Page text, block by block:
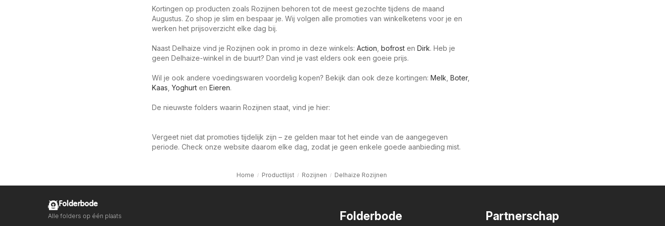
Kortingen op producten zoals Rozijnen behoren tot de meest gezochte tijdens de maand
Augustus. Zo shop je slim en bespaar je. Wij volgen alle promoties van winkelketens voor je en
werken het prijsoverzicht elke dag bij.
Naast Delhaize vind je Rozijnen ook in promo in deze winkels: Action bofrost en Dirk. Heb je
geen Delhaize-winkel in de buurt? Dan vind je vast elders ook een goeie prijs.
Wil je ook andere voedingswaren voordelig kopen? Bekijk dan ook deze kortingen: Melk Boter,
Kaas Yoghurt en Eieren.
De nieuwste folders waarin Rozijnen staat, vind je hier:
Vergeet niet dat promoties tijdelijk zijn – ze gelden maar tot het einde van de aangegeven
periode. Check onze website daarom elke dag, zodat je geen enkele goede aanbieding mist.
Home Productlijst Rozijnen Delhaize Rozijnen
Folderbode Partnerschap
Folderbode
Alle folders op één plaats